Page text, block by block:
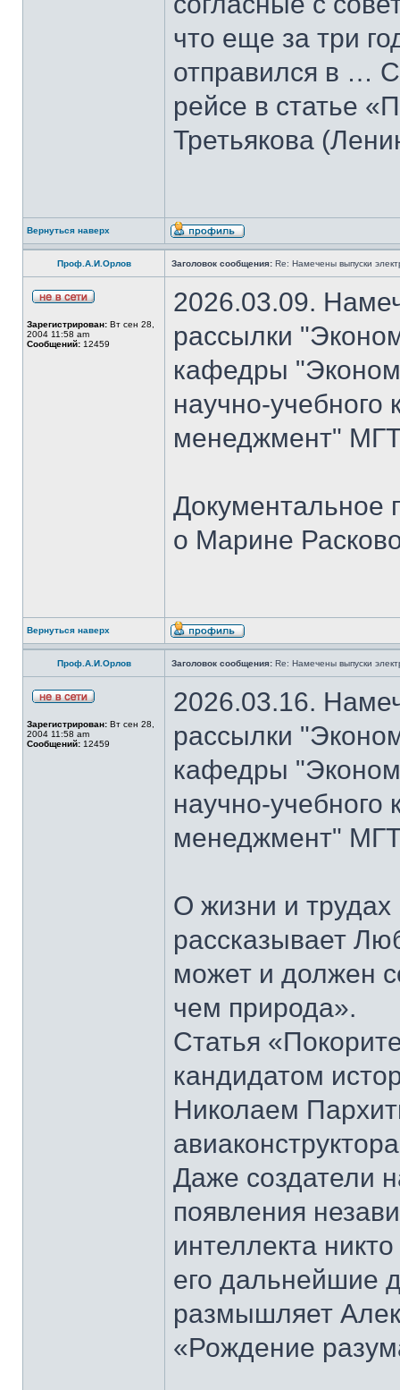
что еще за три
отправился в …
рейсе в статье
Третьякова
Вернуться наверх
Проф.А.И.Орлов Заголовок сообщения: Re: Намечены выпуски
Зарегистрирован: Вт сен 28,
2004 11:58 am
Сообщений: 12459
2026.03.09.
рассылки
кафедры
научно-
менеджмент"
Документальное
о Марине
Вернуться наверх
Проф.А.И.Орлов Заголовок сообщения: Re: Намечены выпуски
Зарегистрирован: Вт сен 28,
2004 11:58 am
Сообщений: 12459
2026.03.16.
рассылки
кафедры
научно-
менеджмент"
О жизни и
рассказывает
может и должен
чем природа».
Статья
кандидатом
Николаем
Даже создатели
появления
интеллекта
его дальнейшие
размышляет
«Рождение